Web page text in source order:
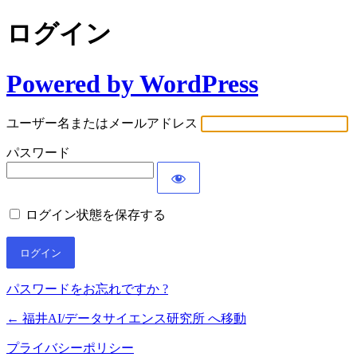
ログイン
Powered by WordPress
ユーザー名またはメールアドレス
パスワード
ログイン状態を保存する
パスワードをお忘れですか ?
← 福井AI/データサイエンス研究所 へ移動
プライバシーポリシー